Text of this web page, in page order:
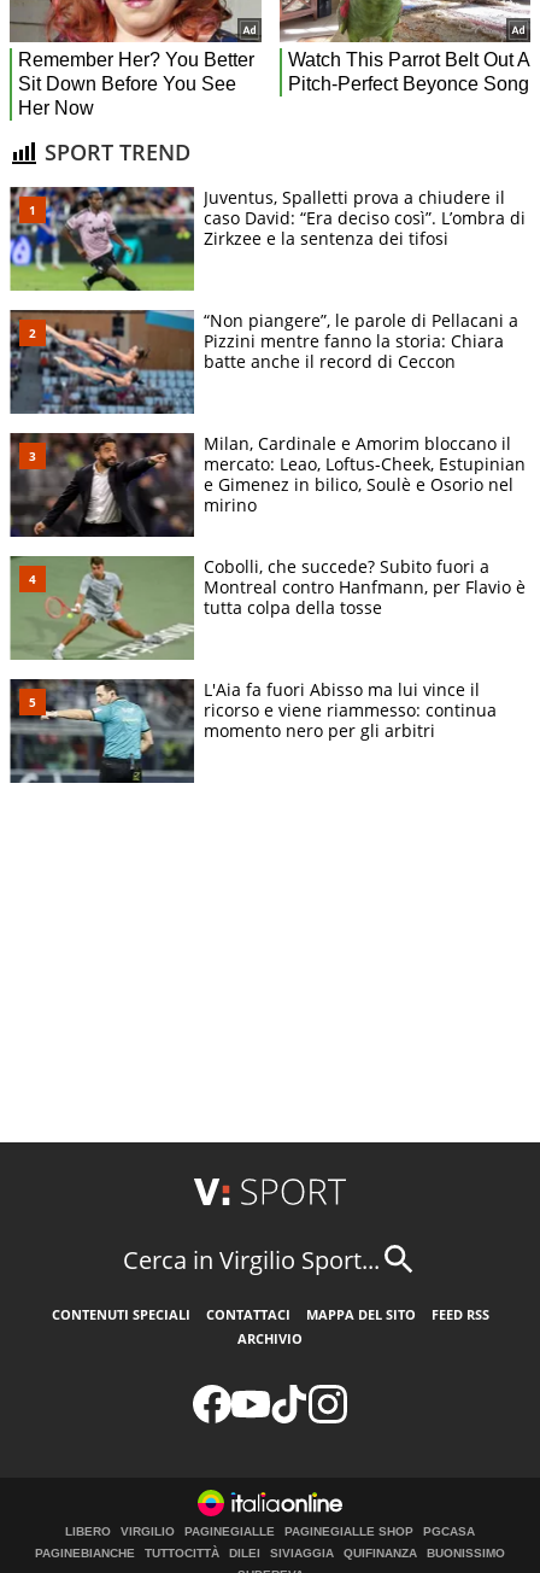
SPORT TREND
Juventus, Spalletti prova a chiudere il
caso David: “Era deciso così”. L’ombra di
Zirkzee e la sentenza dei tifosi
“Non piangere”, le parole di Pellacani a
Pizzini mentre fanno la storia: Chiara
batte anche il record di Ceccon
Milan, Cardinale e Amorim bloccano il
mercato: Leao, Loftus-Cheek, Estupinian
e Gimenez in bilico, Soulè e Osorio nel
mirino
Cobolli, che succede? Subito fuori a
Montreal contro Hanfmann, per Flavio è
tutta colpa della tosse
L'Aia fa fuori Abisso ma lui vince il
ricorso e viene riammesso: continua
momento nero per gli arbitri
Cerca in Virgilio Sport...
CONTENUTI SPECIALI CONTATTACI MAPPA DEL SITO
FEED RSS
ARCHIVIO
LIBERO VIRGILIO PAGINEGIALLE PAGINEGIALLE SHOP
PGCASA
PAGINEBIANCHE
TUTTOCITTÀ DILEI SIVIAGGIA QUIFINANZA
BUONISSIMO